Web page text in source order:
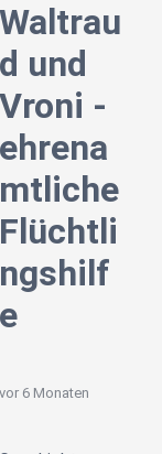
Waltrau
d und
Vroni -
ehrena
mtliche
Flüchtli
ngshilf
e
vor 6 Monaten